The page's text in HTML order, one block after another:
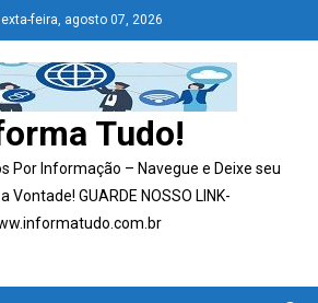
feira, agosto 07, 2026
Tudo!
Por Informação – Navegue e Deixe seu
Vontade! GUARDE NOSSO LINK-